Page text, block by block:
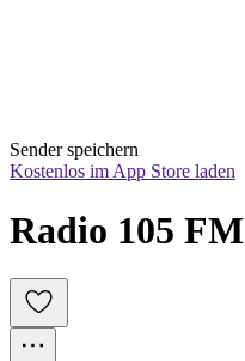
Sender speichern
Kostenlos im App Store laden
Radio 105 FM